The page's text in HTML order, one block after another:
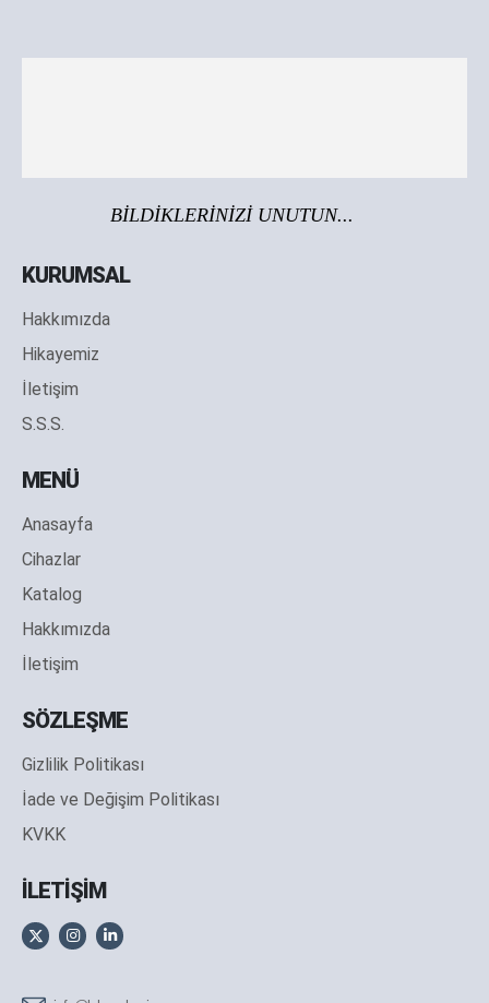
BİLDİKLERİNİZİ UNUTUN...
KURUMSAL
Hakkımızda
Hikayemiz
İletişim
S.S.S.
MENÜ
Anasayfa
Cihazlar
Katalog
Hakkımızda
İletişim
SÖZLEŞME
Gizlilik Politikası
İade ve Değişim Politikası
KVKK
İLETİŞİM